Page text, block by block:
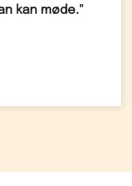
kan møde."